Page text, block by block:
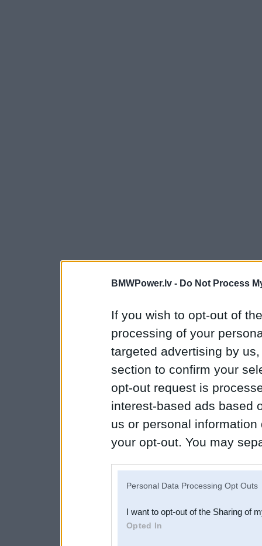
BMWPower.lv - Do Not Process
If you wish to opt-out of
processing of your
targeted advertising by
section to confirm your
opt-out request is
interest-based ads based
us or personal
your opt-out. You may
Downstream Participants
third parties.
Personal Data Processing Opt Outs
I want to opt-out of the Sharing of
Opted In